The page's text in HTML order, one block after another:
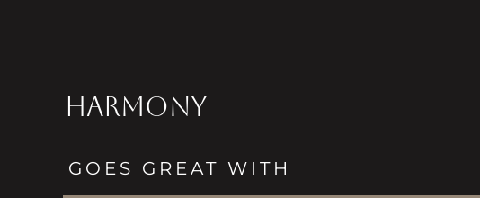
HARMONY
GOES GREAT WITH